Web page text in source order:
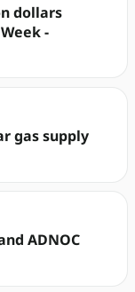
dollars
-
gas supply
ADNOC